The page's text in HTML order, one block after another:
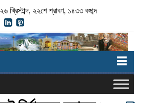
২২শে শ্রাবণ, ১৪৩৩ বঙ্গাব্দ